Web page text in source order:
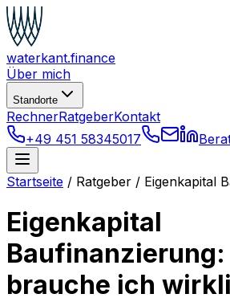
waterkant.finance
Über mich
Standorte
RechnerRatgeberKontakt
+49 451 58345017
Startseite / Ratgeber / Eigenkapital
Eigenkapital
brauche ich